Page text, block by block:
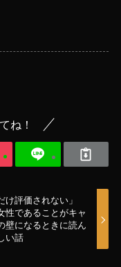
ね！
け評価されない」
であることがキャ
壁になるときに読ん
い話